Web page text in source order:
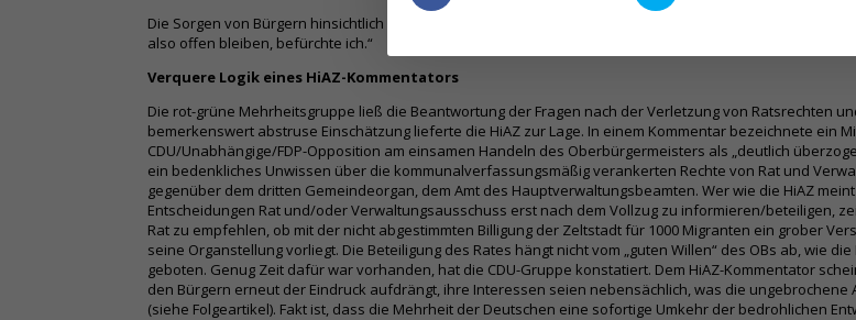
Die Sorgen von Bürgern hinsichtlich der Sicherheit sind sicherlich berechtigt. Der
also offen bleiben, befürchte ich.“
Verquere Logik eines HiAZ-Kommentators
Die rot-grüne Mehrheitsgruppe ließ die Beantwortung der Fragen nach der Verletzung von Ratsrechten
bemerkenswert abstruse Einschätzung lieferte die HiAZ zur Lage. In einem Kommentar bezeichnete ein
CDU/Unabhängige/FDP-Opposition am einsamen Handeln des Oberbürgermeisters als „deutlich
ein bedenkliches Unwissen über die kommunalverfassungsmäßig verankerten Rechte von Rat und
gegenüber dem dritten Gemeindeorgan, dem Amt des Hauptverwaltungsbeamten. Wer wie die HiAZ
Entscheidungen Rat und/oder Verwaltungsausschuss erst nach dem Vollzug zu informieren/beteiligen,
Rat zu empfehlen, ob mit der nicht abgestimmten Billigung der Zeltstadt für 1000 Migranten ein grober
seine Organstellung vorliegt. Die Beteiligung des Rates hängt nicht vom „guten Willen“ des OBs ab, wie
geboten. Genug Zeit dafür war vorhanden, hat die CDU-Gruppe konstatiert. Dem HiAZ-Kommentator
den Bürgern erneut der Eindruck aufdrängt, ihre Interessen seien nebensächlich, was die
(siehe Folgeartikel). Fakt ist, dass die Mehrheit der Deutschen eine sofortige Umkehr der bedrohlichen